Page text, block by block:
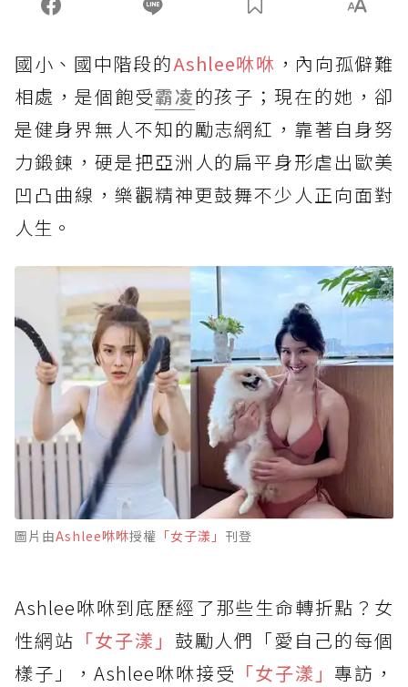
國小、國中階段的Ashlee咻咻 ，內向孤僻難
相處，是個飽受霸凌的孩子；現在的她，卻
是健身界無人不知的勵志網紅，靠著自身努
力鍛鍊，硬是把亞洲人的扁平身形虐出歐美
凹凸曲線，樂觀精神更鼓舞不少人正向面對
人生。
圖片由Ashlee咻咻授權 「女子漾」 刊登
Ashlee咻咻到底歷經了那些生命轉折點？女
性網站 「女子漾」 鼓勵人們「愛自己的每個
樣子」，Ashlee咻咻接受 「女子漾」 專訪，